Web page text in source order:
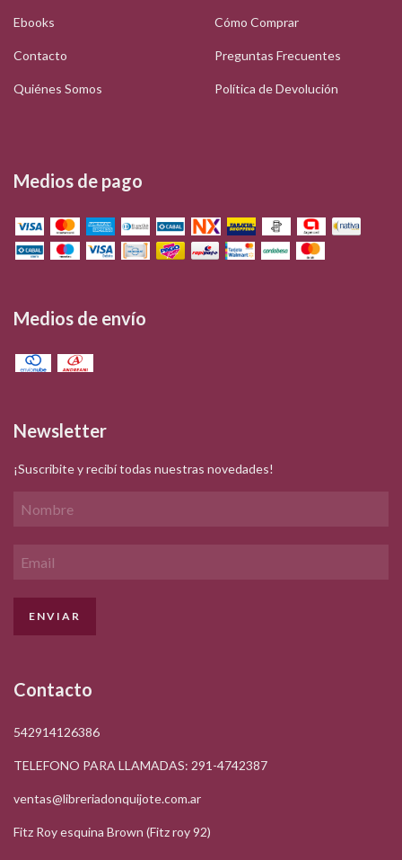
Ebooks Cómo Comprar
Contacto Preguntas Frecuentes
Quiénes Somos Política de Devolución
Medios de pago
Medios de envío
Newsletter
¡Suscribite y recibí todas nuestras novedades!
Contacto
542914126386
TELEFONO PARA LLAMADAS: 291-4742387
ventas@libreriadonquijote.com.ar
Fitz Roy esquina Brown (Fitz roy 92)